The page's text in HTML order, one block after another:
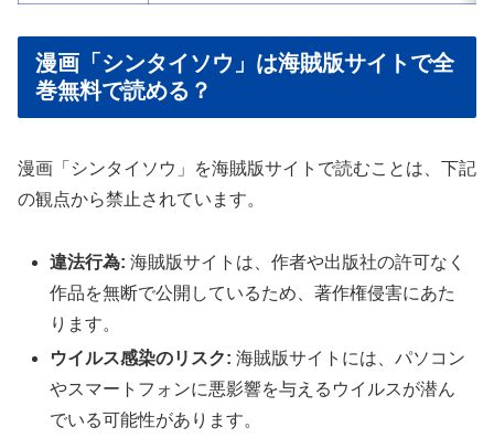
漫画「シンタイソウ」は海賊版サイトで全
巻無料で読める？
漫画「シンタイソウ」を海賊版サイトで読むことは、下記
の観点から禁止されています。
違法行為: 海賊版サイトは、作者や出版社の許可なく
作品を無断で公開しているため、著作権侵害にあた
ります。
ウイルス感染のリスク: 海賊版サイトには、パソコン
やスマートフォンに悪影響を与えるウイルスが潜ん
でいる可能性があります。